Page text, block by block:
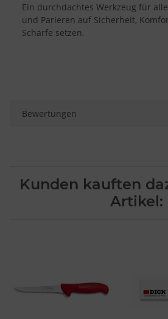
Ein durchdachtes Werkzeug für
und Parieren auf Sicherheit,
Schärfe setzen.
Bewertungen
Kunden kauften
Artikel:
Verwendung genauer Standortdaten
Endgeräteeigenschaften zur